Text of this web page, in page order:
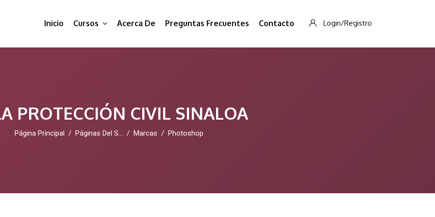
Inicio Cursos Acerca De Preguntas Frecuentes Contacto Login/Registro
PROTECCIÓN CIVIL SINALOA
Página Principal Páginas Del Sitio Marcas Photoshop